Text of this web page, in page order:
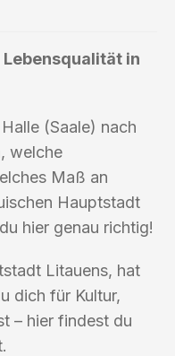
in
(Saale) nach
welche
Maß an
Hauptstadt
hier genau richtig!
Litauens, hat
dich für Kultur,
– hier findest du